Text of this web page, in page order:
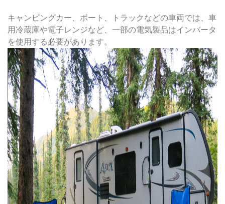
キャンピングカー、ボート、トラックなどの車両では、車
用冷蔵庫や電子レンジなど、一部の電気製品はインバータ
を使用する必要があります。